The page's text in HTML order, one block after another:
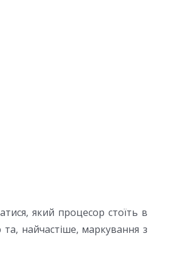
який процесор стоїть в
найчастіше, маркування з